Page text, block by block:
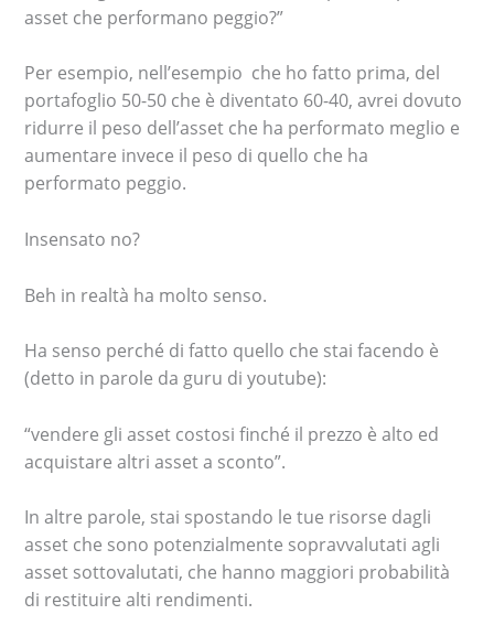
asset che performano peggio?”
Per esempio, nell’esempio che ho fatto prima, del
portafoglio 50-50 che è diventato 60-40, avrei dovuto
ridurre il peso dell’asset che ha performato meglio e
aumentare invece il peso di quello che ha
performato peggio.
Insensato no?
Beh in realtà ha molto senso.
Ha senso perché di fatto quello che stai facendo è
(detto in parole da guru di youtube):
“vendere gli asset costosi finché il prezzo è alto ed
acquistare altri asset a sconto”.
In altre parole, stai spostando le tue risorse dagli
asset che sono potenzialmente sopravvalutati agli
asset sottovalutati, che hanno maggiori probabilità
di restituire alti rendimenti.